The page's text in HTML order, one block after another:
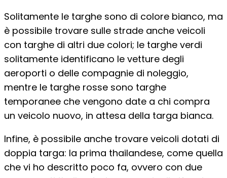
Solitamente le targhe sono di colore bianco, ma
è possibile trovare sulle strade anche veicoli
con targhe di altri due colori; le targhe verdi
solitamente identificano le vetture degli
aeroporti o delle compagnie di noleggio,
mentre le targhe rosse sono targhe
temporanee che vengono date a chi compra
un veicolo nuovo, in attesa della targa bianca.
Infine, è possibile anche trovare veicoli dotati di
doppia targa: la prima thailandese, come quella
che vi ho descritto poco fa, ovvero con due